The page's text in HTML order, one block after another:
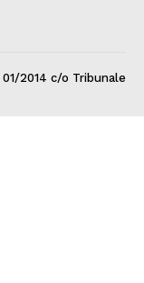
2014 c/o Tribunale